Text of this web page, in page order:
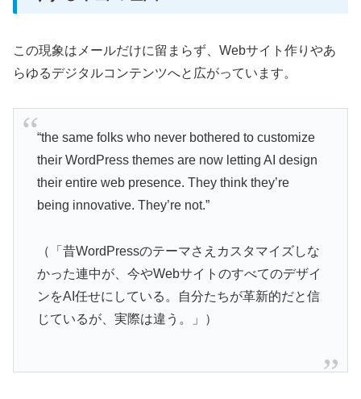
この現象はメールだけに留まらず、Webサイト作りやあ
らゆるデジタルコンテンツへと広がっています。
“the same folks who never bothered to customize
their WordPress themes are now letting AI design
their entire web presence. They think they’re
being innovative. They’re not.”
（「昔WordPressのテーマさえカスタマイズしな
かった連中が、今やWebサイトのすべてのデザイ
ンをAI任せにしている。自分たちが革新的だと信
じているが、実際は違う。」）